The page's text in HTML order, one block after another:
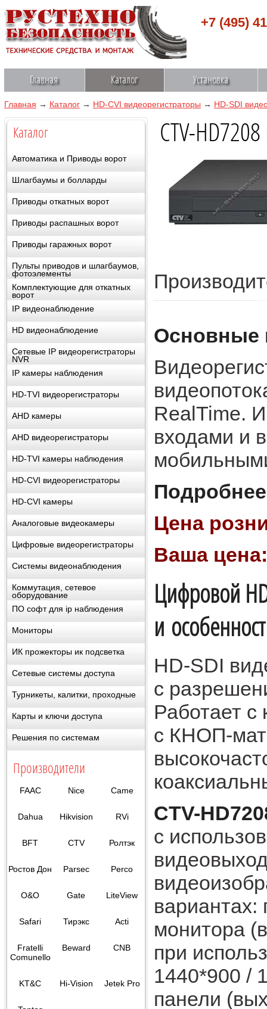
+7 (495)
Главная Каталог Установка
Главная → Каталог → HD-CVI видеорегистраторы → HD-SDI
Каталог
Автоматика и Приводы ворот
Шлагбаумы и болларды
Приводы откатных ворот
Приводы распашных ворот
Приводы гаражных ворот
Пульты приводов и шлагбаумов,
фотоэлементы
Комплектующие для откатных
ворот
IP видеонаблюдение
HD видеонаблюдениe
Сетевые IP видеорегистраторы
NVR
IP камеры наблюдения
HD-TVI видеорегистраторы
AHD камеры
AHD видеорегистраторы
HD-TVI камеры наблюдения
HD-CVI видеорегистраторы
HD-CVI камеры
Аналоговые видеокамеры
Цифровые видеорегистраторы
Системы видеонаблюдения
Коммутация, сетевое
оборудование
ПО софт для ip наблюдения
Мониторы
ИК прожекторы ик подсветка
Сетевые системы доступа
Турникеты, калитки, проходные
Карты и ключи доступа
Решения по системам
Производители
FAAC Nice Came
Dahua Hikvision RVi
BFT CTV Ролтэк
Ростов Дон Parsec Perco
O&O Gate LiteView
Safari Тирэкс Acti
Fratelli
Comunello
Beward CNB
KT&C Hi-Vision Jetek Pro
CTV-
Основные
RealTime.
входами и
Цена
Ваша
Цифровой
и
HD-SDI
с
Работает
с КНОП-
CTV-
с
вариантах:
монитора
при
1440*900 /
панели